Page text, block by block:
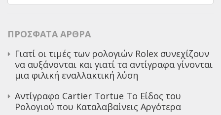
για:
ΠΡΌΣΦΑΤΑ ΆΡΘΡΑ
Γιατί οι τιμές των ρολογιών Rolex συνεχίζουν
να αυξάνονται και γιατί τα αντίγραφα γίνονται
μια φιλική εναλλακτική λύση
Αντίγραφο Cartier Tortue Το Είδος του
Ρολογιού που Καταλαβαίνεις Αργότερα